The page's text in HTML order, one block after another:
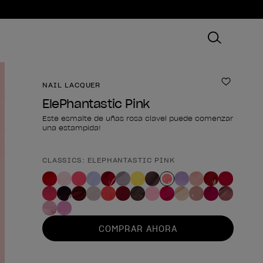
NAIL LACQUER Añadir
ElePhantastic Pink
Este esmalte de uñas rosa clavel puede comenzar
una estampida!
Forma del producto
CLASSICS: ELEPHANTASTIC PINK
COMPRAR AHORA